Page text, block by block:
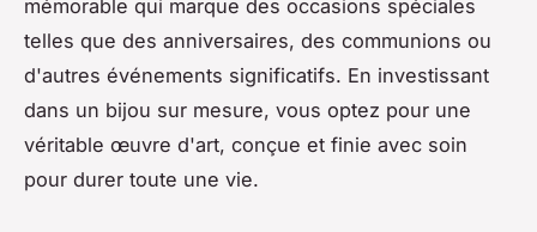
mémorable qui marque des occasions spéciales
telles que des anniversaires, des communions ou
d'autres événements significatifs. En investissant
dans un bijou sur mesure, vous optez pour une
véritable œuvre d'art, conçue et finie avec soin
pour durer toute une vie.